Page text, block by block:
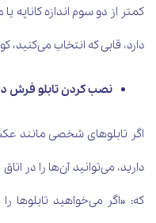
دارد، قابی که انتخاب می‌کنید، کوچک‌تر از
نصب کردن تابلو فرش
اگر تابلوهای شخصی مانند
دارید، می‌توانید آن‌ها را در
که: «اگر می‌خواهید